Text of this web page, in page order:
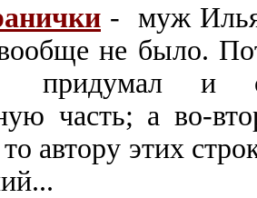
- муж
не было.
и
часть; а во-
автору этих